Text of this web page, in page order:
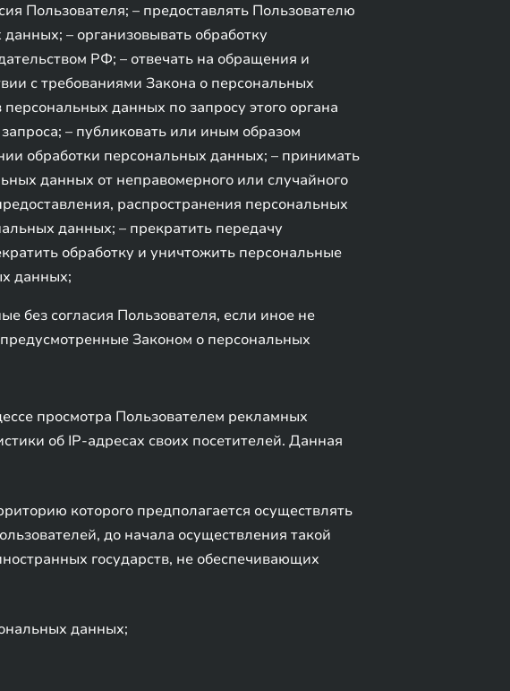
Пользователя; – предоставлять Пользователю
– организовывать обработку
РФ; – отвечать на обращения и
с требованиями Закона о персональных
данных по запросу этого органа
– публиковать или иным образом
обработки персональных данных; – принимать
данных от неправомерного или случайного
распространения персональных
данных; – прекратить передачу
обработку и уничтожить персональные
данных;
без согласия Пользователя, если иное не
Законом о персональных
просмотра Пользователем рекламных
об IP-адресах своих посетителей. Данная
которого предполагается осуществлять
до начала осуществления такой
государств, не обеспечивающих
данных;